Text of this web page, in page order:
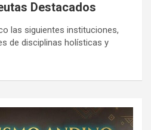
Destacados
las siguientes instituciones,
de disciplinas holísticas y